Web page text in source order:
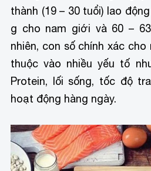
thành (19 – 30 tuổi) lao
g cho nam giới và 60 –
nhiên, con số chính xác
thuộc vào nhiều yếu tố
Protein, lối sống, tốc độ
hoạt động hàng ngày.